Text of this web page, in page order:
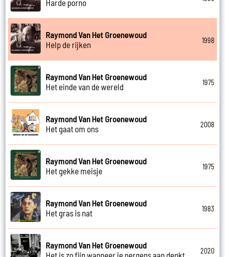
Harde porno
Raymond Van Het Groenewoud
Help de rijken
1998
Raymond Van Het Groenewoud
Het einde van de wereld
1975
Raymond Van Het Groenewoud
Het gaat om ons
2008
Raymond Van Het Groenewoud
Het gekke meisje
1975
Raymond Van Het Groenewoud
Het gras is nat
1983
Raymond Van Het Groenewoud
Het is zo fijn wanneer je nergens aan denkt
2020